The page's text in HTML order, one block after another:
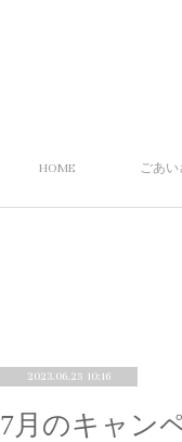
HOME ごあい
2023.06.25 10:16
7月のキャン